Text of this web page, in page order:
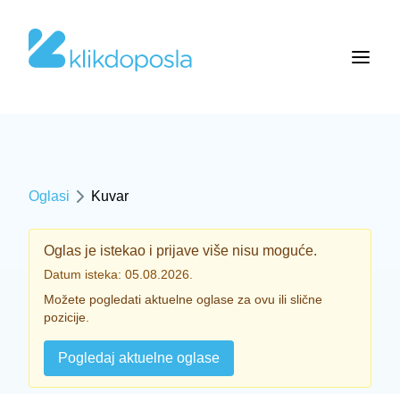
Oglasi Kuvar
Oglas je istekao i prijave više nisu moguće.
Datum isteka: 05.08.2026.
Možete pogledati aktuelne oglase za ovu ili slične
pozicije.
Pogledaj aktuelne oglase